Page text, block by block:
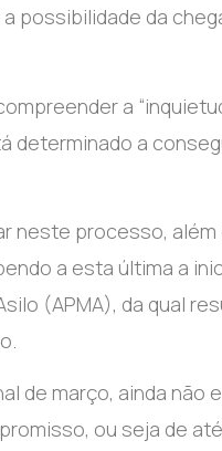
possibilidade da
a
determinado a
processo, além
a esta última a
(APMA), da qual
de março, ainda não
ou seja de